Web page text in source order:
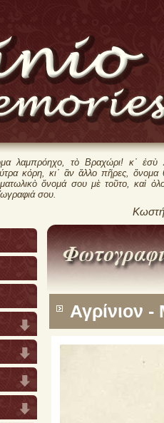
λαμπρόηχο, τὸ Βραχώρι! κ᾿ ἐσὺ
κόρη, κι᾿ ἂν ἄλλο πῆρες, ὄνομα
ὄνομά σου μὲ τοῦτο, καὶ
σου.
Αγρίνιον